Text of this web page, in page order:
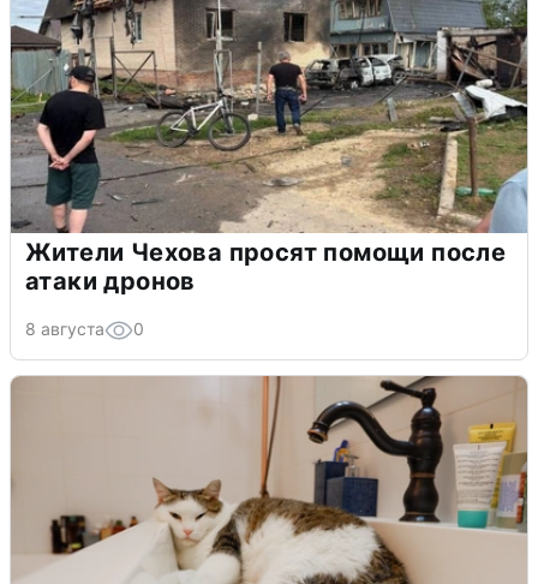
Жители Чехова просят помощи после
атаки дронов
8 августа 0